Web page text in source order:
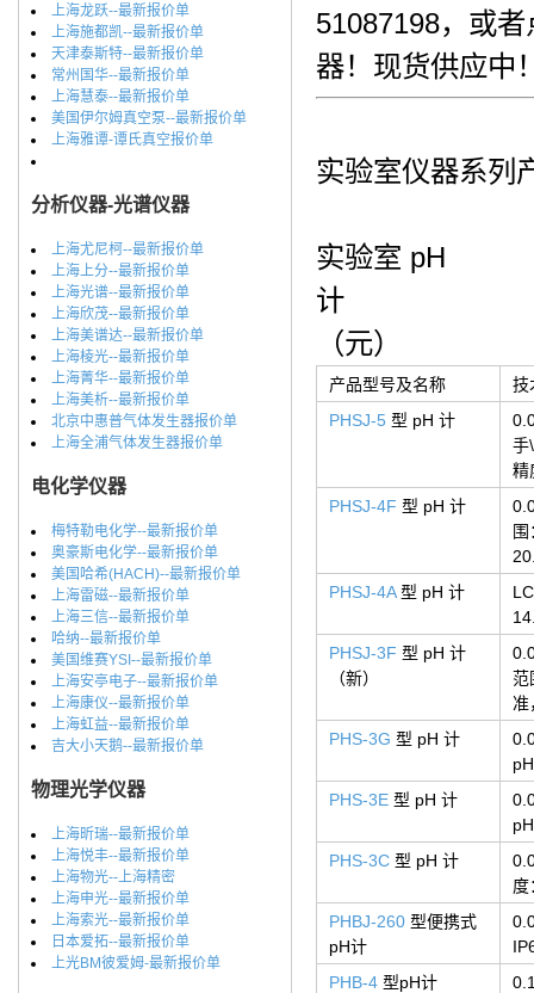
上海龙跃--最新报价单
上海施都凯--最新报价单
天津泰斯特--最新报价单
常州国华--最新报价单
上海慧泰--最新报价单
美国伊尔姆真空泵--最新报价单
上海雅谭-谭氏真空报价单
分析仪器-光谱仪器
上海尤尼柯--最新报价单
上海上分--最新报价单
上海光谱--最新报价单
上海欣茂--最新报价单
上海美谱达--最新报价单
上海棱光--最新报价单
上海菁华--最新报价单
上海美析--最新报价单
北京中惠普气体发生器报价单
上海全浦气体发生器报价单
电化学仪器
梅特勒电化学--最新报价单
奥豪斯电化学--最新报价单
美国哈希(HACH)--最新报价单
上海雷磁--最新报价单
上海三信--最新报价单
哈纳--最新报价单
美国维赛YSI--最新报价单
上海安亭电子--最新报价单
上海康仪--最新报价单
上海虹益--最新报价单
吉大小天鹅--最新报价单
物理光学仪器
上海昕瑞--最新报价单
上海悦丰--最新报价单
上海物光--上海精密
上海申光--最新报价单
上海索光--最新报价单
日本爱拓--最新报价单
上光BM彼爱姆-最新报价单
51087198，或
器！现货供应中
实验室仪器系列
实验室 pH
（元）
产品型号及名称
技
PHSJ-5 型 pH 计
手
精
PHSJ-4F 型 pH 计
PHSJ-4A型 pH 计
PHSJ-3F 型 pH 计
（新）
范
准
PHS-3G 型 pH 计
PHS-3E 型 pH 计
PHS-3C 型 pH 计
度
PHBJ-260 型便携式
pH计
PHB-4 型pH计